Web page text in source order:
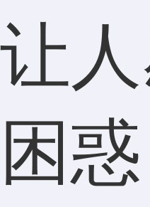
让
困